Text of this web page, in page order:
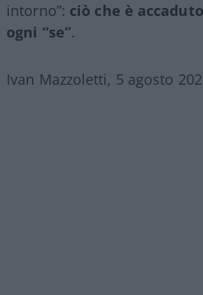
intorno”: ciò che è
ogni “se”.
Ivan Mazzoletti, 5 agosto